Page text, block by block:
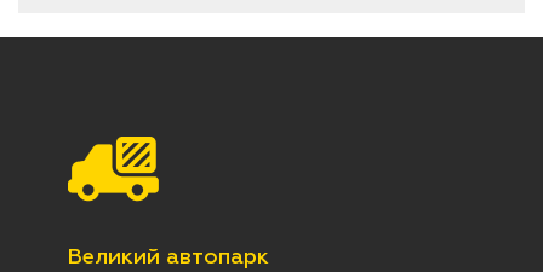
Великий автопарк